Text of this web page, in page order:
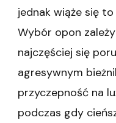
jednak wiąże się
Wybór opon
najczęściej się
agresywnym
przyczepność na
podczas gdy